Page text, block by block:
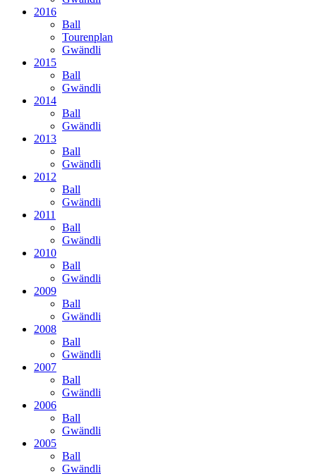
2016
Ball
Tourenplan
Gwändli
2015
Ball
Gwändli
2014
Ball
Gwändli
2013
Ball
Gwändli
2012
Ball
Gwändli
2011
Ball
Gwändli
2010
Ball
Gwändli
2009
Ball
Gwändli
2008
Ball
Gwändli
2007
Ball
Gwändli
2006
Ball
Gwändli
2005
Ball
Gwändli